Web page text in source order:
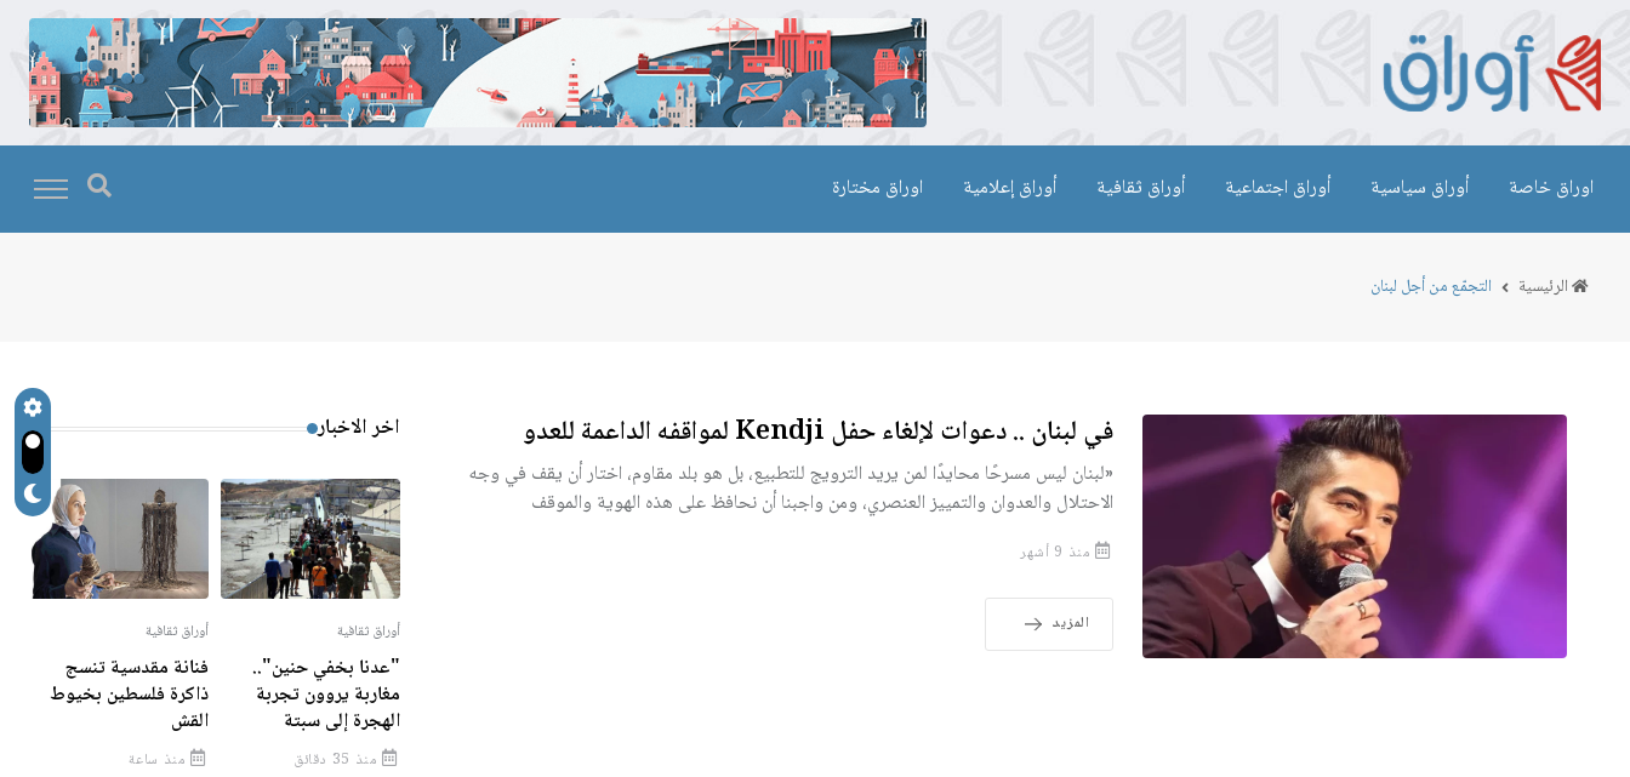
اوراق خاصة أوراق سياسية أوراق اجتماعية أوراق ثقافية أوراق إعلامية اوراق مختارة
الرئيسية التجمّع من أجل لبنان
في لبنان .. دعوات لإلغاء حفل Kendji لمواقفه الداعمة للعدو
«لبنان ليس مسرحًا محايدًا لمن يريد الترويج للتطبيع، بل هو بلد مقاوم، اختار أن يقف في وجه
الاحتلال والعدوان والتمييز العنصري، ومن واجبنا أن نحافظ على هذه الهوية والموقف
منذ 9 أشهر
المزيد
اخر الاخبار
أوراق ثقافية
"عدنا بخفي حنين"..
مغاربة يروون تجربة
الهجرة إلى سبتة
منذ 35 دقائق
أوراق ثقافية
فنانة مقدسية تنسج
ذاكرة فلسطين بخيوط
القش
منذ ساعة